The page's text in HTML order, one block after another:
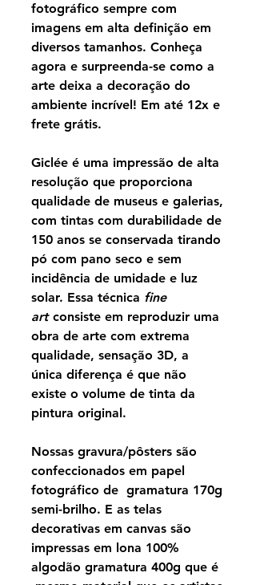
fotográfico sempre com
imagens em alta definição em
diversos tamanhos. Conheça
agora e surpreenda-se como a
arte deixa a decoração do
ambiente incrível! Em até 12x e
frete grátis.
Giclée é uma impressão de alta
resolução que proporciona
qualidade de museus e galerias,
com tintas com durabilidade de
150 anos se conservada tirando
pó com pano seco e sem
incidência de umidade e luz
solar. Essa técnica fine
artconsiste em reproduzir uma
obra de arte com extrema
qualidade, sensação 3D, a
única diferença é que não
existe o volume de tinta da
pintura original.
Nossas gravura/pôsters são
confeccionados em papel
fotográfico de gramatura 170g
semi-brilho. E as telas
decorativas em canvas são
impressas em lona 100%
algodão gramatura 400g que é